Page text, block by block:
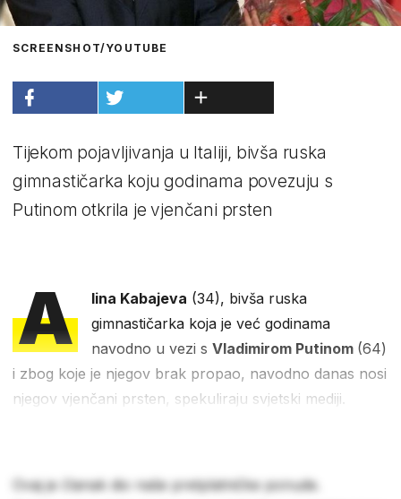
SCREENSHOT/YOUTUBE
Tijekom pojavljivanja u Italiji, bivša ruska
gimnastičarka koju godinama povezuju s
Putinom otkrila je vjenčani prsten
A lina Kabajeva (34), bivša ruska
gimnastičarka koja je već godinama
navodno u vezi sVladimirom Putinom (64)
i zbog koje je njegov brak propao, navodno danas nosi
njegov vjenčani prsten, spekuliraju svjetski mediji.
Ovaj je članak dio naše pretplatničke ponude.